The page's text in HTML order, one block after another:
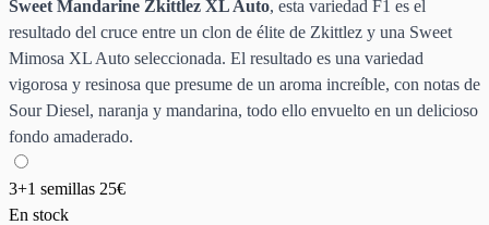
Sweet Mandarine Zkittlez XL Auto, esta variedad F1 es el
resultado del cruce entre un clon de élite de Zkittlez y una Sweet
Mimosa XL Auto seleccionada. El resultado es una variedad
vigorosa y resinosa que presume de un aroma increíble, con notas de
Sour Diesel, naranja y mandarina, todo ello envuelto en un delicioso
fondo amaderado.
3+1 semillas 25€
En stock